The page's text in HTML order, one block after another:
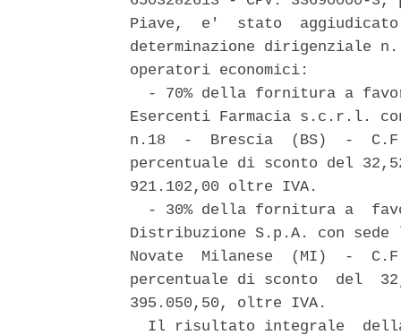
Piave,  e'  stato
determinazione dirigenziale
operatori economici:
- 70% della fornitura a
Esercenti Farmacia s.c.r.l.
n.18  -  Brescia  (BS)  -
percentuale di sconto del
921.102,00 oltre IVA.
- 30% della fornitura a
Distribuzione S.p.A. con
Novate  Milanese  (MI)  -
percentuale di sconto  del
395.050,50, oltre IVA.
Il risultato integrale